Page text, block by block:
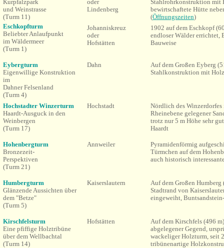
Kurpfalzpark
und Weinstrasse
(Turm 11)
oder
Lindenberg
Stahlrohrkonstruktion mit
bewirtschaftete Hütte
(Öffnungszeiten)
Eschkopfturm
Beliebter Anlaufpunkt
im Wäldermeer
(Turm 1)
Johanniskreuz
oder
Hofstätten
1902 auf dem Eschkopf
endloser Wälder errichtet,
Bauweise
Eybergturm
Eigenwillige Konstruktion
im
Dahner Felsenland
(Turm 4)
Dahn
Auf dem Großen Eyberg
Stahlkonstruktion mit
Hochstadter Winzerturm
Haardt-Ausguck in den
Weinbergen
(Turm 17)
Hochstadt
Nördlich des Winzerdorfes
Rheinebene gelegener
trotz nur 5 m Höhe sehr
Haardt
Hohenbergturm
Bronzezeit-
Perspektiven
(Turm 21)
Annweiler
Pyramidenförmig
Türmchen auf dem
auch historisch
Humbergturm
Glänzende Aussichten über
dem "Betze"
(Turm 5)
Kaiserslautern
Auf dem Großen Humberg
Stadtrand von
eingeweiht,
Kirschfelsturm
Eine pfiffige Holztribüne
über dem Wellbachtal
(Turm 14)
Hofstätten
Auf dem Kirschfels (496
abgelegener Gegend,
wackeliger Holzturm, seit
tribünenartige